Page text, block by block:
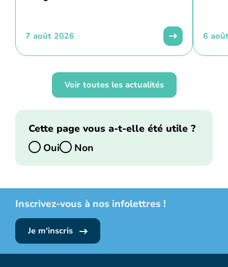
7 août 2026 6
Voir toutes les actualités
Cette page vous a-t-elle été utile ?
Oui
Non
Inscrivez-vous à nos infolettres !
Je m'inscris